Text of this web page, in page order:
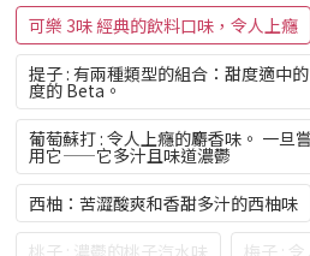
可樂 3味 經典的飲料口味，令人上癮
提子 : 有兩種類型的組合：甜度適中
度的 Beta。
葡萄蘇打 : 令人上癮的麝香味。 一旦
用它——它多汁且味道濃鬱
西柚：苦澀酸爽和香甜多汁的西柚味
桃子 : 濃鬱的桃子汽水味
梅子 :